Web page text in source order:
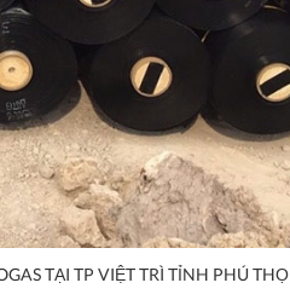
TẠI TP VIỆT TRÌ TỈNH PHÚ THỌ